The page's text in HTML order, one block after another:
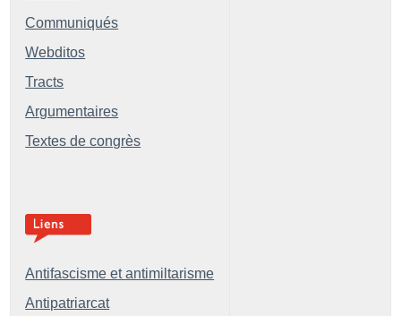
Communiqués
Webditos
Tracts
Argumentaires
Textes de congrès
Antifascisme et antimiltarisme
Antipatriarcat